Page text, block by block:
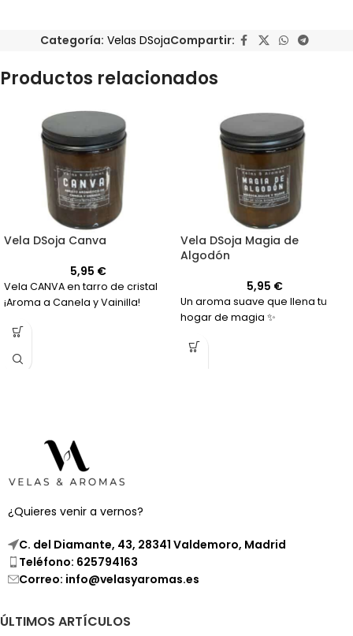
Categoría: Velas DSojaCompartir:
Productos relacionados
Vela DSoja Canva
5,95 €
Vela CANVA en tarro de cristal
¡Aroma a Canela y Vainilla!
Vela DSoja Magia de
Algodón
5,95 €
Un aroma suave que llena tu
hogar de magia ✨
¿Quieres venir a vernos?
C. del Diamante, 43, 28341 Valdemoro, Madrid
Teléfono: 625794163
Correo: info@velasyaromas.es
ÚLTIMOS ARTÍCULOS